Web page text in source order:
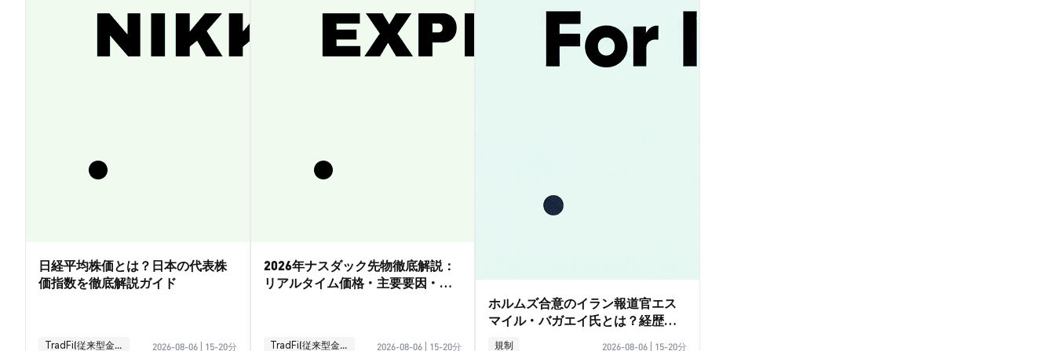
日経平均株価とは？日本の代表株
価指数を徹底解説ガイド
TradFi(従来型金融) 2026-08-06 15-20分
2026年ナスダック先物徹底解説：
リアルタイム価格・主要要因・取
TradFi(従来型金融) 2026-08-06 15-20分
ホルムズ合意のイラン報道官エス
マイル・バガエイ氏とは？経歴ガ
イド
規制 2026-08-06 15-20分